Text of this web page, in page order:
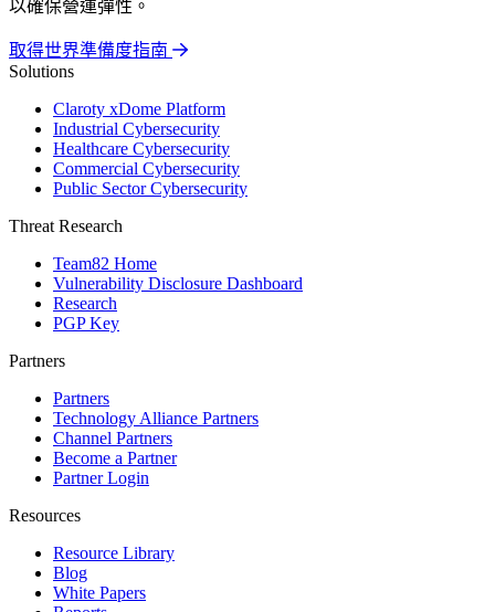
以確保營運彈性。
取得世界準備度指南
Solutions
Claroty xDome Platform
Industrial Cybersecurity
Healthcare Cybersecurity
Commercial Cybersecurity
Public Sector Cybersecurity
Threat Research
Team82 Home
Vulnerability Disclosure Dashboard
Research
PGP Key
Partners
Partners
Technology Alliance Partners
Channel Partners
Become a Partner
Partner Login
Resources
Resource Library
Blog
White Papers